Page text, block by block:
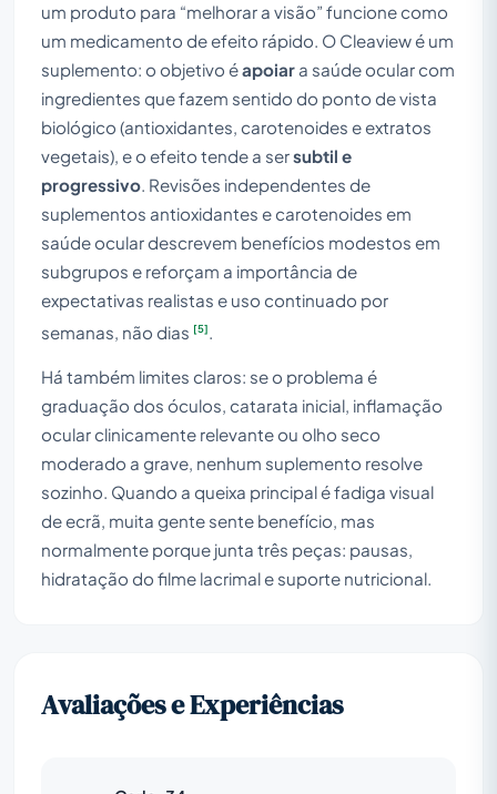
um produto para “melhorar a visão” funcione como
um medicamento de efeito rápido. O Cleaview é um
suplemento: o objetivo éapoiar a saúde ocular com
ingredientes que fazem sentido do ponto de vista
biológico (antioxidantes, carotenoides e extratos
vegetais), e o efeito tende a sersubtil e
progressivo . Revisões independentes de
suplementos antioxidantes e carotenoides em
saúde ocular descrevem benefícios modestos em
subgrupos e reforçam a importância de
expectativas realistas e uso continuado por
semanas, não dias [5].
Há também limites claros: se o problema é
graduação dos óculos, catarata inicial, inflamação
ocular clinicamente relevante ou olho seco
moderado a grave, nenhum suplemento resolve
sozinho. Quando a queixa principal é fadiga visual
de ecrã, muita gente sente benefício, mas
normalmente porque junta três peças: pausas,
hidratação do filme lacrimal e suporte nutricional.
Avaliações e Experiências